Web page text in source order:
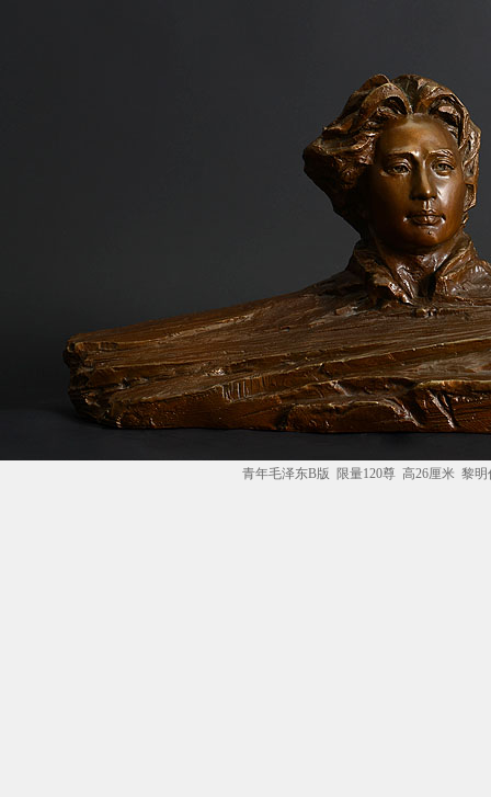
青年毛泽东B版 限量120尊 高26厘米 黎